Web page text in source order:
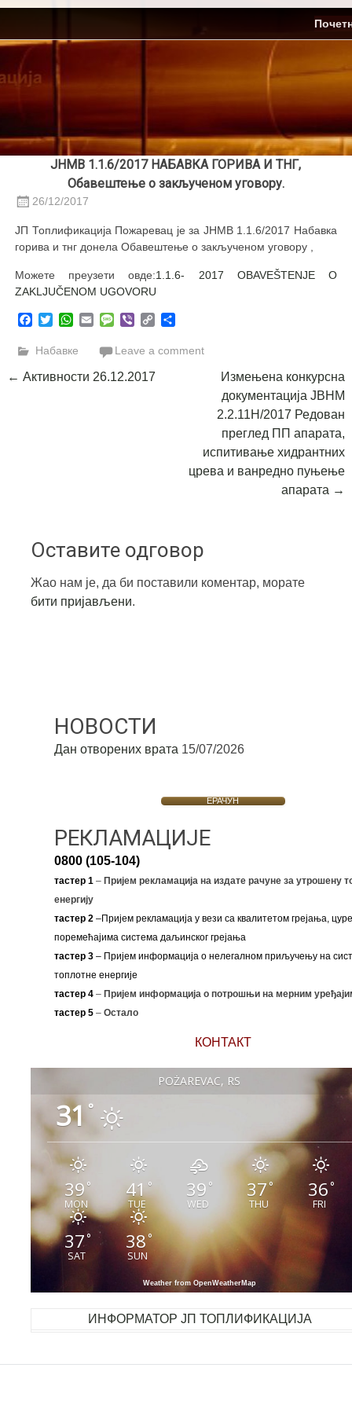
Skip
content
ЈНМВ 1.1.6/2017 НАБАВКА ГОРИВА И ТНГ,
Обавештење о закљученом уговору.
26/12/2017
ЈП Топлификација Пожаревац је за ЈНМВ 1.1.6/2017 Набавка
горива и тнг донела Обавештење о закљученом уговору ,
Можете преузети овде:1.1.6- 2017 OBAVEŠTENJE O
ZAKLJUČENOM UGOVORU
Facebook
TwitterWhatsApp
EmailMessage
ViberCopy
Набавке Leave a comment
Post
← Активности 26.12.2017
Измењена конкурсна
документација ЈВНМ
2.2.11Н/2017 Редован
преглед ПП апарата,
испитивање хидрантних
црева и ванредно пуњење
апарата →
Оставите одговор
Жао нам је, да би поставили коментар, морате
бити пријављени.
НОВОСТИ
Дан отворених врата 15/07/2026
ЕРАЧУН
РЕКЛАМАЦИЈЕ
0800 (105-104)
тастер 1–Пријем рекламација на издате рачуне за утрошену
енергију
тастер 2–Пријем рекламација у вези са квалитетом грејања,
поремећајима система даљинског грејања
тастер 3– Пријем информација о нелегалном приључењу на
топлотне енергије
тастер 4 – Пријем информација о потрошњи на мерним
тастер 5 – Остало
КОНТАКТ
POŽAREVAC, RS
31 °
39°
MON
41°
TUE
39 °
WED
37°
THU
36°
FRI
37°
SAT
38°
SUN
Weather from OpenWeatherMap
ИНФОРМАТОР ЈП ТОПЛИФИКАЦИЈА